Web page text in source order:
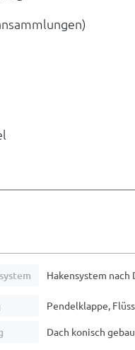
Hakensystem
Pendelklappe,
Dach konisch